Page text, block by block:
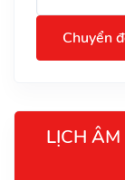
Chuyển
LỊCH